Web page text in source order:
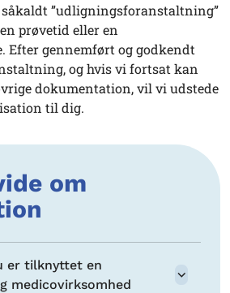
”udligningsforanstaltning”
prøvetid eller en
Efter gennemført og godkendt
og hvis vi fortsat kan
dokumentation, vil vi udstede
til dig.
om
er tilknyttet en
medicovirksomhed